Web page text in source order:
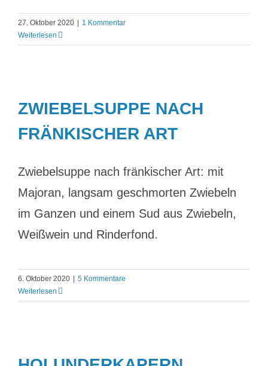
27. Oktober 2020
1 Kommentar
Weiterlesen
ZWIEBELSUPPE NACH
FRÄNKISCHER ART
Zwiebelsuppe nach fränkischer Art: mit
Majoran, langsam geschmorten Zwiebeln
im Ganzen und einem Sud aus Zwiebeln,
Weißwein und Rinderfond.
6. Oktober 2020
5 Kommentare
Weiterlesen